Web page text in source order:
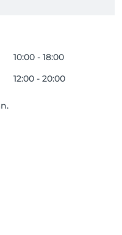
10:00 - 18:00
12:00 - 20:00